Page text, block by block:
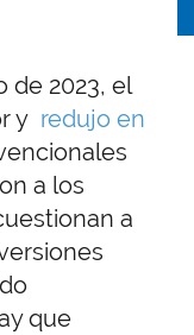
de 2023, el
y redujo en
a los
a
que